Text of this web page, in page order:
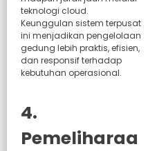
teknologi cloud.
Keunggulan sistem terpusat
ini menjadikan pengelolaan
gedung lebih praktis, efisien,
dan responsif terhadap
kebutuhan operasional.
4.
Pemeliharaa